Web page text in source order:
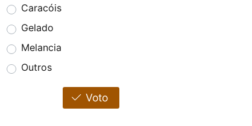
Caracóis
Gelado
Melancia
Outros
Voto